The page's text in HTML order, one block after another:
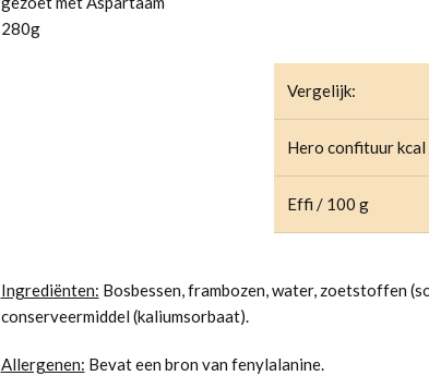
280g
Vergelijk:
Hero confituur
Effi / 100 g
Ingrediënten: Bosbessen, frambozen, water, zoetstoffen
conserveermiddel (kaliumsorbaat).
Allergenen: Bevat een bron van fenylalanine.